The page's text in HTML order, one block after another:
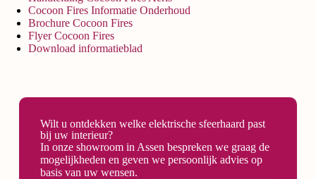
Cocoon Fires Informatie Onderhoud
Brochure Cocoon Fires
Flyer Cocoon Fires
Download informatieblad
Wilt u ontdekken welke elektrische sfeerhaard past
bij uw interieur?
In onze showroom in Assen bespreken we graag de
mogelijkheden en geven we persoonlijk advies op
basis van uw wensen.